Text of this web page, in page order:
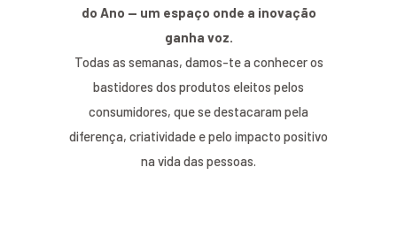
do Ano — um espaço onde a inovação
ganha voz.
Todas as semanas, damos-te a conhecer os
bastidores dos produtos eleitos pelos
consumidores, que se destacaram pela
diferença, criatividade e pelo impacto positivo
na vida das pessoas.